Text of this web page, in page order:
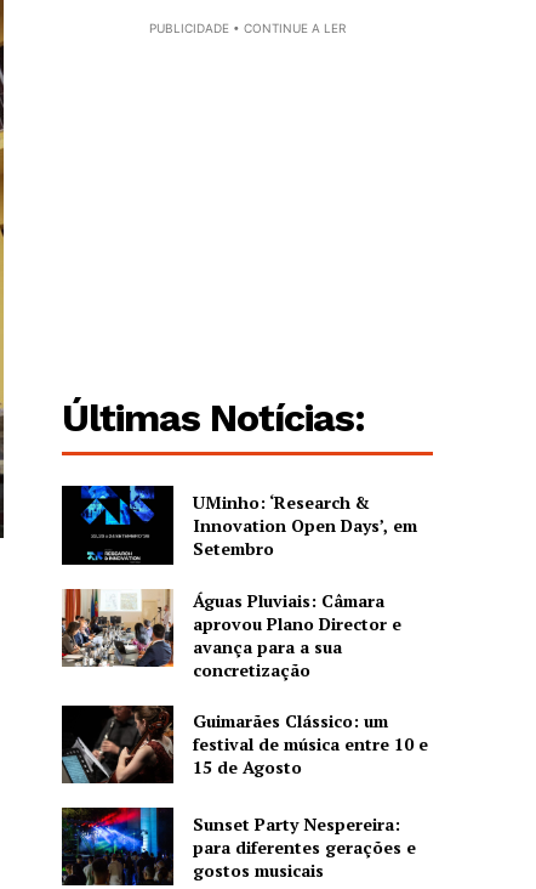
PUBLICIDADE • CONTINUE A LER
Últimas Notícias:
UMinho: ‘Research &
Innovation Open Days’, em
Setembro
Águas Pluviais: Câmara
aprovou Plano Director e
avança para a sua
concretização
Guimarães Clássico: um
festival de música entre 10 e
15 de Agosto
Sunset Party Nespereira:
para diferentes gerações e
gostos musicais